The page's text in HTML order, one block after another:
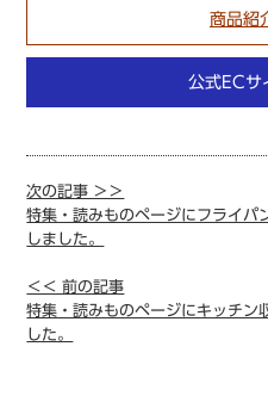
商品紹
公式ECサ
次の記事 ＞＞
特集・読みものページにフライパ
しました。
＜＜ 前の記事
特集・読みものページにキッチン
した。